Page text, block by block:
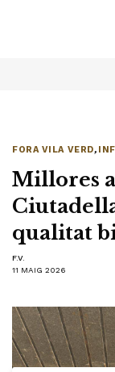
FORA VILA VERD,
Millores
qualitat
F.V.
11 MAIG 2026